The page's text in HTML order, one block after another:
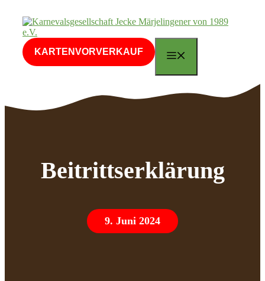
Inhalt
springen
KARTENVORVERKAUF
Beitrittserklärung
9. Juni 2024